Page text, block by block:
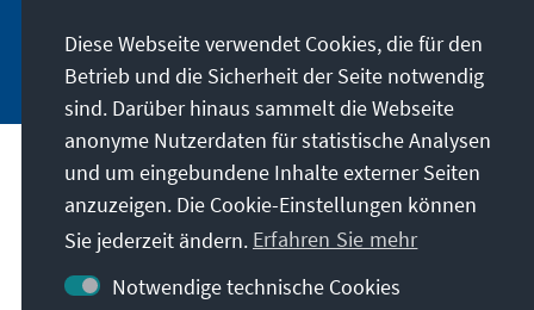
Jetzt abonnieren
Anschrift
Kontakt
Diese Webseite verwendet Cookies, die für den
Betrieb und die Sicherheit der Seite notwendig
sind. Darüber hinaus sammelt die Webseite
anonyme Nutzerdaten für statistische Analysen
und um eingebundene Inhalte externer Seiten
anzuzeigen. Die Cookie-Einstellungen können
Sie jederzeit ändern. Erfahren Sie mehr
Notwendige technische Cookies